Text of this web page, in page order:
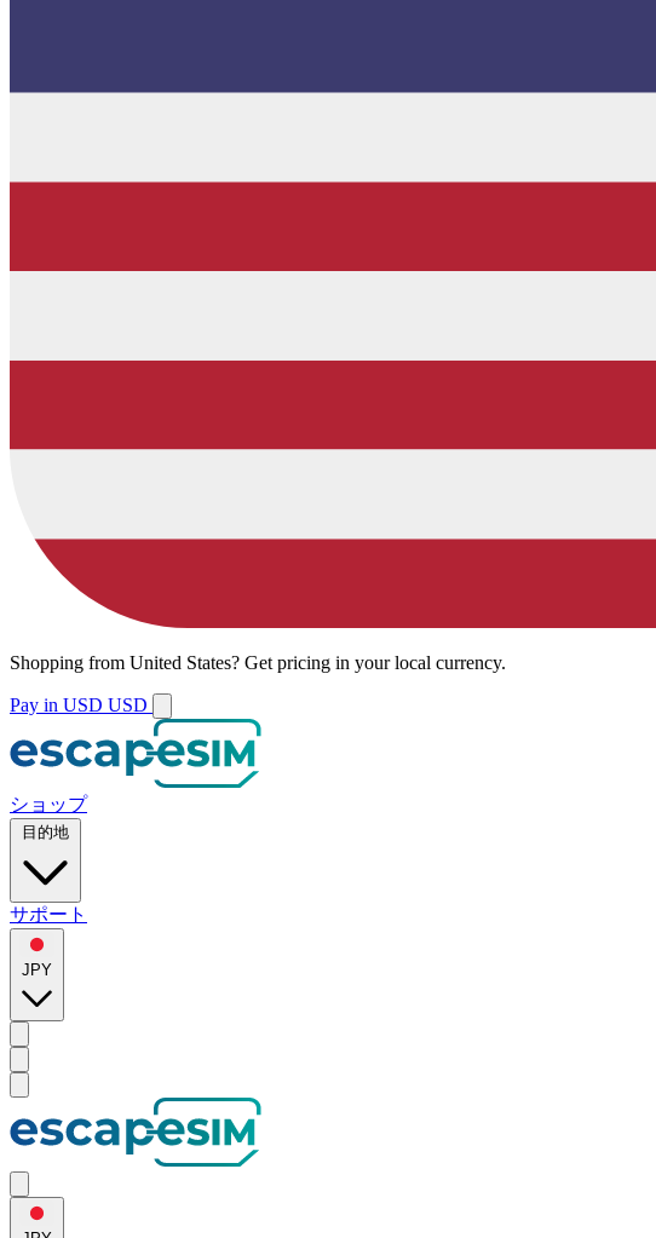
Shopping from United States? Get pricing in your local currency.
Pay in USD USD
ショップ
目的地
サポート
JPY